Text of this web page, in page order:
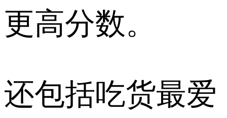
更高分数。
还包括吃货最爱